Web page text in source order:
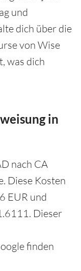
und
dich über die
von Wise
was dich
in
nach CA
Diese Kosten
EUR und
Dieser
finden